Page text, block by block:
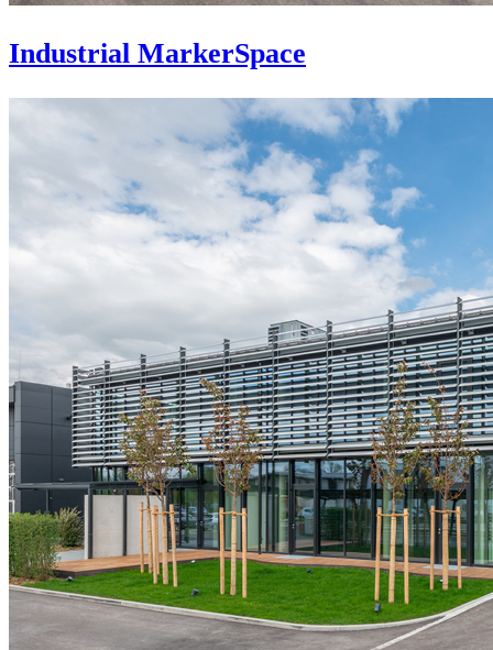
Industrial MarkerSpace